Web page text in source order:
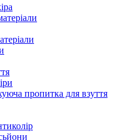
пропитка для взуття